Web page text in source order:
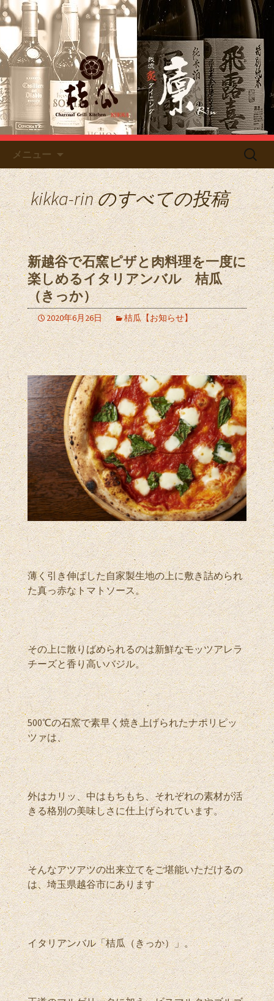
南越谷のイタリアン「桔瓜」／
居酒屋「廩」のブログ
Just another サイト フードコネクション
管理 site
メニュー
検
kikka-rinのすべての投稿
新越谷で石窯ピザと肉料理を一度に
楽しめるイタリアンバル 桔瓜
（きっか）
2020年6月26日 桔瓜【お知らせ】
薄く引き伸ばした自家製生地の上に敷き詰められ
た真っ赤なトマトソース。
その上に散りばめられるのは新鮮なモッツアレラ
チーズと香り高いバジル。
500℃の石窯で素早く焼き上げられたナポリピッ
ツァは、
外はカリッ、中はもちもち、それぞれの素材が活
きる格別の美味しさに仕上げられています。
そんなアツアツの出来立てをご堪能いただけるの
は、埼玉県越谷市にあります
イタリアンバル「桔瓜（きっか）」。